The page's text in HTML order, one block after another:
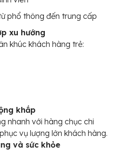
phổ thông đến trung cấp
xu hướng
khúc khách hàng trẻ:
khắp
nhanh với hàng chục chi
vụ lượng lớn khách hàng.
và sức khỏe